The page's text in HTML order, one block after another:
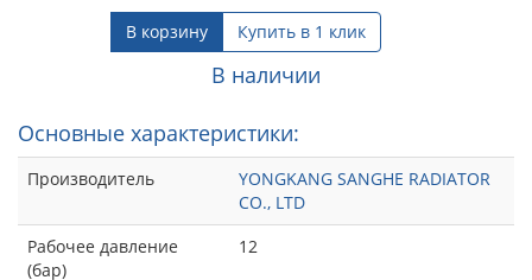
В корзину Купить в 1 клик
В наличии
Основные характеристики:
Производитель
YONGKANG SANGHE RADIATOR
CO., LTD
Рабочее давление
(бар)
12